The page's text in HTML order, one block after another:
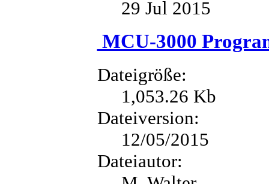
29 Jul 2015
MCU-3000
Dateigröße:
1,053.26 Kb
Dateiversion:
12/05/2015
Dateiautor: